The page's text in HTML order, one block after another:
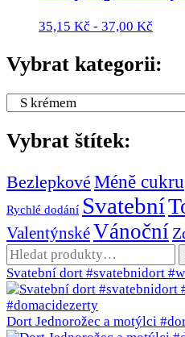
35,15 Kč - 37,00 Kč
Vybrat kategorii:
Vybrat štítek:
Bezlepkové Méně cukru
Rychlé dodání Svatební
ValentýnskéVánoční
Hledat:
Svatební dort #svatebnidort
Dort Jednorožec a motýlci